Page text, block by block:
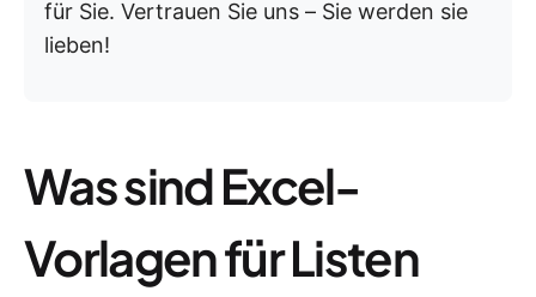
für Sie. Vertrauen Sie uns – Sie werden sie
lieben!
Was sind Excel-
Vorlagen für Listen